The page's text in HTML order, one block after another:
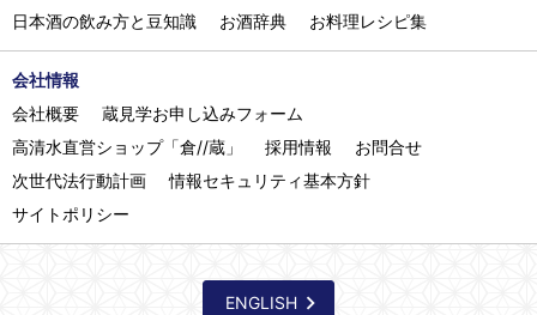
日本酒の飲み方と豆知識
お酒辞典 お料理レシピ集
会社情報
会社概要
蔵見学お申し込みフォーム
高清水直営ショップ「倉//蔵」
採用情報
お問合せ
次世代法行動計画
情報セキュリティ基本方針
サイトポリシー
ENGLISH